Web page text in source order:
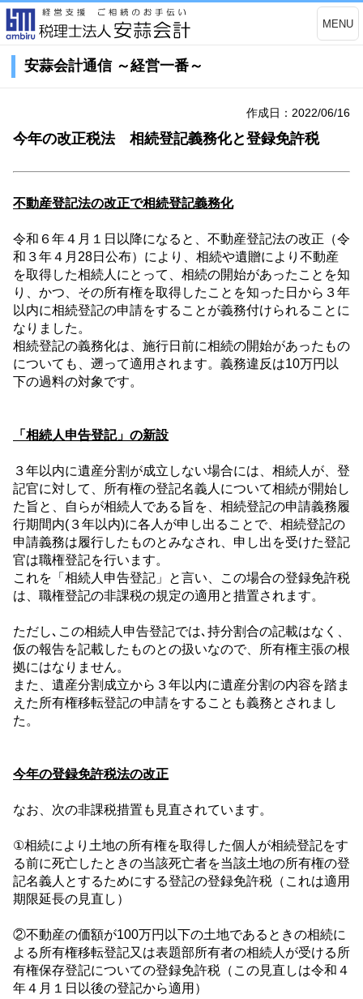
MENU
安蒜会計通信 ～経営一番～
作成日：2022/06/16
今年の改正税法 相続登記義務化と登録免許税
不動産登記法の改正で相続登記義務化
令和６年４月１日以降になると、不動産登記法の改正（令
和３年４月 28日公布）により、相続や遺贈により不動産
を取得した相続人にとって、相続の開始があったことを知
り、かつ、その所有権を取得したことを知った日から３年
以内に相続登記の申請をすることが義務付けられることに
なりました。
相続登記の義務化は、施行日前に相続の開始があったもの
についても、遡って適用されます。義務違反は10万円以
下の過料の対象です。
「相続人申告登記」の新設
３年以内に遺産分割が成立しない場合には、相続人が、登
記官に対して、所有権の登記名義人について相続が開始し
た旨と、自らが相続人である旨を、相続登記の申請義務履
行期間内( ３年以内)に各人が申し出ることで、相続登記の
申請義務は履行したものとみなされ、申し出を受けた登記
官は職権登記を行います。
これを「相続人申告登記」と言い、この場合の登録免許税
は、職権登記の非課税の規定の適用と措置されます。
ただし､この相続人申告登記では､持分割合の記載はなく、
仮の報告を記載したものとの扱いなので、所有権主張の根
拠にはなりません。
また、遺産分割成立から３年以内に遺産分割の内容を踏ま
えた所有権移転登記の申請をすることも義務とされまし
た。
今年の登録免許税法の改正
なお、次の非課税措置も見直されています。
①相続により土地の所有権を取得した個人が相続登記をす
る前に死亡したときの当該死亡者を当該土地の所有権の登
記名義人とするためにする登記の登録免許税（これは適用
期限延長の見直し）
②不動産の価額が100万円以下の土地であるときの相続に
よる所有権移転登記又は表題部所有者の相続人が受ける所
有権保存登記についての登録免許税（この見直しは令和４
年４月１日以後の登記から適用）